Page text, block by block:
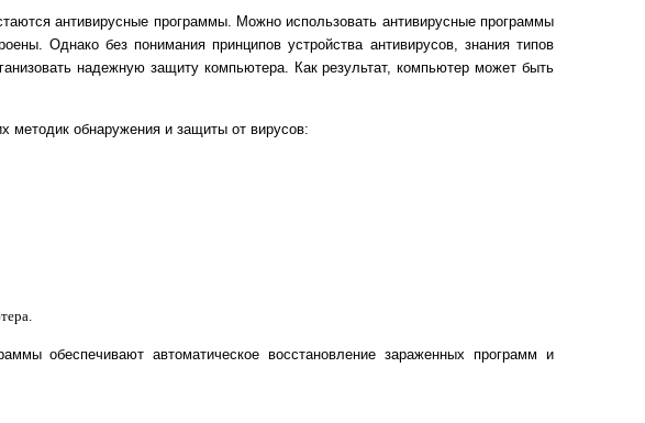
антивирусные программы. Можно использовать антивирусные программы
Однако без понимания принципов устройства антивирусов, знания типов
надежную защиту компьютера. Как результат, компьютер может быть
методик обнаружения и защиты от вирусов:
обеспечивают автоматическое восстановление зараженных программ и